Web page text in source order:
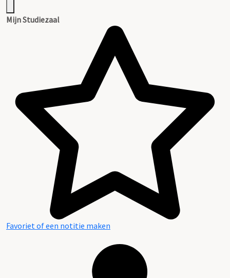
Mijn Studiezaal
Favoriet of een notitie maken